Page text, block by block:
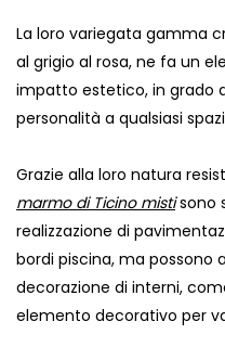
La loro variegata gamma
al grigio al rosa, ne fa un
impatto estetico, in grado
personalità a qualsiasi
Grazie alla loro natura
marmo di Ticino mistisono
realizzazione di
bordi piscina, ma possono
decorazione di interni,
elemento decorativo per